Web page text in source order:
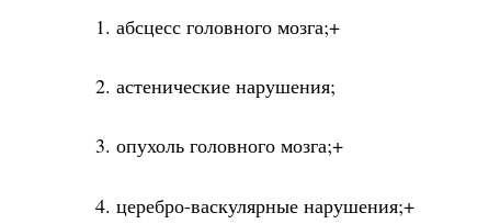
1. абсцесс головного мозга;+
2. астенические нарушения;
3. опухоль головного мозга;+
4. церебро-васкулярные нарушения;+